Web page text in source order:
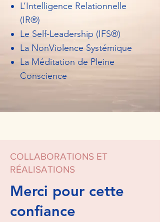
L’Intelligence Relationnelle
(IR®)
Le Self-Leadership (IFS®)
La NonViolence Systémique
La Méditation de Pleine
Conscience
COLLABORATIONS ET
RÉALISATIONS
Merci pour cette
confiance